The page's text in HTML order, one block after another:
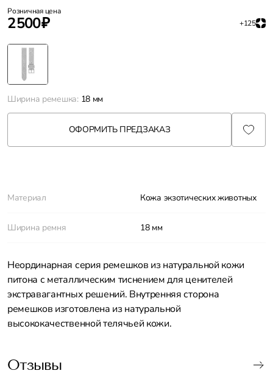
Ширина ремешка: 18 мм
Розничная цена
2 500 ₽ +125
ОФОРМИТЬ ПРЕДЗАКАЗ
Неординарная серия ремешков из натуральной кожи
питона с металлическим тиснением для ценителей
экстравагантных решений. Внутренняя сторона
ремешков изготовлена из натуральной
высококачественной телячьей кожи.
Материал Кожа экзотических животных
Ширина ремня 18 мм
Отзывы